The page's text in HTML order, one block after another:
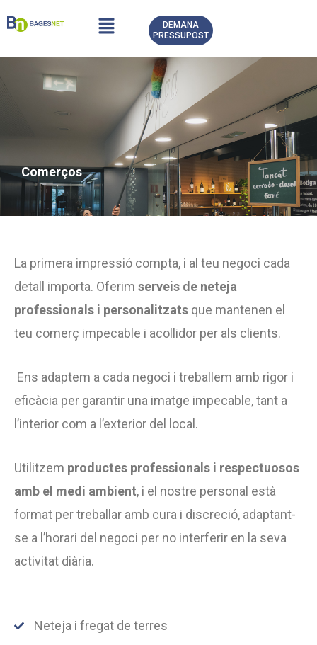
contingut
Menu
DEMANA
PRESSUPOST
Comerços
La primera impressió compta, i al teu negoci cada
detall importa. Oferim serveis de neteja
professionals i personalitzats que mantenen el
teu comerç impecable i acollidor per als clients.
Ens adaptem a cada negoci i treballem amb rigor i
eficàcia per garantir una imatge impecable, tant a
l’interior com a l’exterior del local.
Utilitzem productes professionals i respectuosos
amb el medi ambient, i el nostre personal està
format per treballar amb cura i discreció, adaptant-
se a l’horari del negoci per no interferir en la seva
activitat diària.
Neteja i fregat de terres